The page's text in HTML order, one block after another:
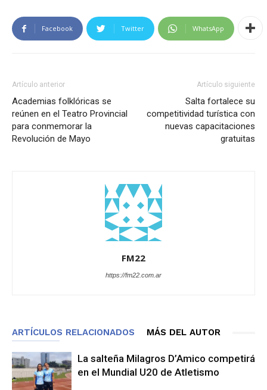
Facebook Twitter WhatsApp
Artículo anterior
Academias folklóricas se
reúnen en el Teatro Provincial
para conmemorar la
Revolución de Mayo
Artículo siguiente
Salta fortalece su
competitividad turística con
nuevas capacitaciones
gratuitas
FM22
https://fm22.com.ar
ARTÍCULOS RELACIONADOS MÁS DEL AUTOR
La salteña Milagros D’Amico competirá
en el Mundial U20 de Atletismo